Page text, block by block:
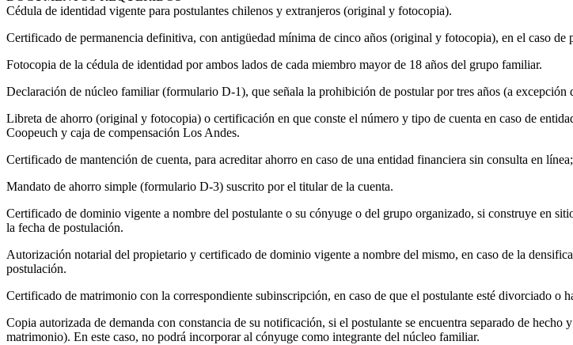
Cédula de identidad vigente para postulantes chilenos y extranjeros (original y fotocopia).
Certificado de permanencia definitiva, con antigüedad mínima de cinco años (original y fotocopia), en el caso de
Fotocopia de la cédula de identidad por ambos lados de cada miembro mayor de 18 años del grupo familiar.
Declaración de núcleo familiar (formulario D-1), que señala la prohibición de postular por tres años (a excepción
Libreta de ahorro (original y fotocopia) o certificación en que conste el número y tipo de cuenta en caso de
Coopeuch y caja de compensación Los Andes.
Certificado de mantención de cuenta, para acreditar ahorro en caso de una entidad financiera sin consulta en
Mandato de ahorro simple (formulario D-3) suscrito por el titular de la cuenta.
Certificado de dominio vigente a nombre del postulante o su cónyuge o del grupo organizado, si construye en
la fecha de postulación.
Autorización notarial del propietario y certificado de dominio vigente a nombre del mismo, en caso de la
postulación.
Certificado de matrimonio con la correspondiente subinscripción, en caso de que el postulante esté divorciado o
Copia autorizada de demanda con constancia de su notificación, si el postulante se encuentra separado de
matrimonio). En este caso, no podrá incorporar al cónyuge como integrante del núcleo familiar.